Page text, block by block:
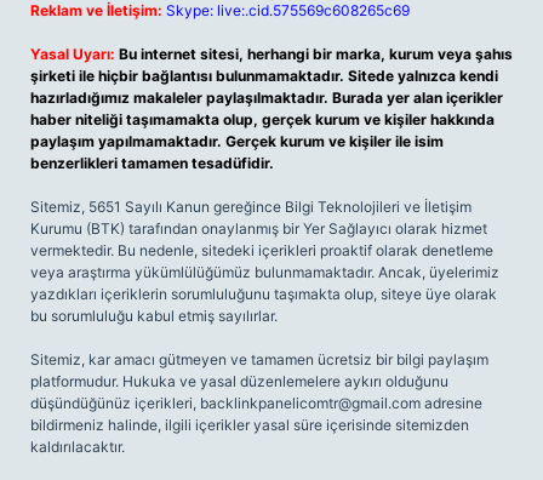
Reklam ve İletişim: Skype: live:.cid.575569c608265c69
Yasal Uyarı: Bu internet sitesi, herhangi bir marka, kurum veya şahıs
şirketi ile hiçbir bağlantısı bulunmamaktadır. Sitede yalnızca kendi
hazırladığımız makaleler paylaşılmaktadır. Burada yer alan içerikler
haber niteliği taşımamakta olup, gerçek kurum ve kişiler hakkında
paylaşım yapılmamaktadır. Gerçek kurum ve kişiler ile isim
benzerlikleri tamamen tesadüfidir.
Sitemiz, 5651 Sayılı Kanun gereğince Bilgi Teknolojileri ve İletişim
Kurumu (BTK) tarafından onaylanmış bir Yer Sağlayıcı olarak hizmet
vermektedir. Bu nedenle, sitedeki içerikleri proaktif olarak denetleme
veya araştırma yükümlülüğümüz bulunmamaktadır. Ancak, üyelerimiz
yazdıkları içeriklerin sorumluluğunu taşımakta olup, siteye üye olarak
bu sorumluluğu kabul etmiş sayılırlar.
Sitemiz, kar amacı gütmeyen ve tamamen ücretsiz bir bilgi paylaşım
platformudur. Hukuka ve yasal düzenlemelere aykırı olduğunu
düşündüğünüz içerikleri, backlinkpanelicomtr@gmail.com adresine
bildirmeniz halinde, ilgili içerikler yasal süre içerisinde sitemizden
kaldırılacaktır.